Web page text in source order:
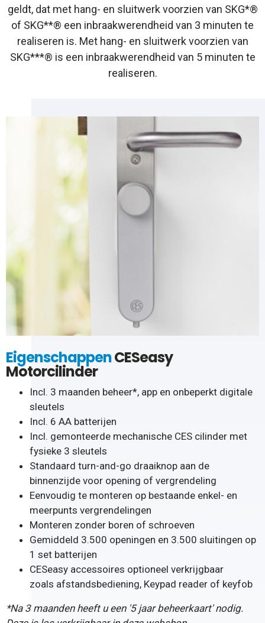
geldt, dat met hang- en sluitwerk voorzien van SKG*®
of SKG**® een inbraakwerendheid van 3 minuten te
realiseren is. Met hang- en sluitwerk voorzien van
SKG***® is een inbraakwerendheid van 5 minuten te
realiseren.
EigenschappenCESeasy
Motorcilinder
Incl. 3 maanden beheer*, app en onbeperkt digitale
sleutels
Incl. 6 AA batterijen
Incl. gemonteerde mechanische CES cilinder met
fysieke 3 sleutels
Standaard turn-and-go draaiknop aan de
binnenzijde voor opening of vergrendeling
Eenvoudig te monteren op bestaande enkel- en
meerpunts vergrendelingen
Monteren zonder boren of schroeven
Gemiddeld 3.500 openingen en 3.500 sluitingen op
1 set batterijen
CESeasy accessoires optioneel verkrijgbaar
zoals afstandsbediening, Keypad reader of keyfob
*Na 3 maanden heeft u een ' 5 jaar beheerkaart' nodig.